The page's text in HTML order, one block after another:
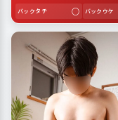
バックタチ ○ バックウケ